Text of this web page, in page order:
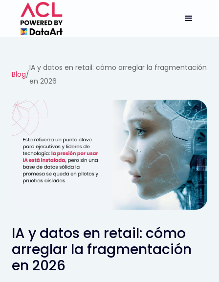
Blog/
IA y datos en retail: cómo arreglar la fragmentación
en 2026
IA y datos en retail: cómo
arreglar la fragmentación
en 2026